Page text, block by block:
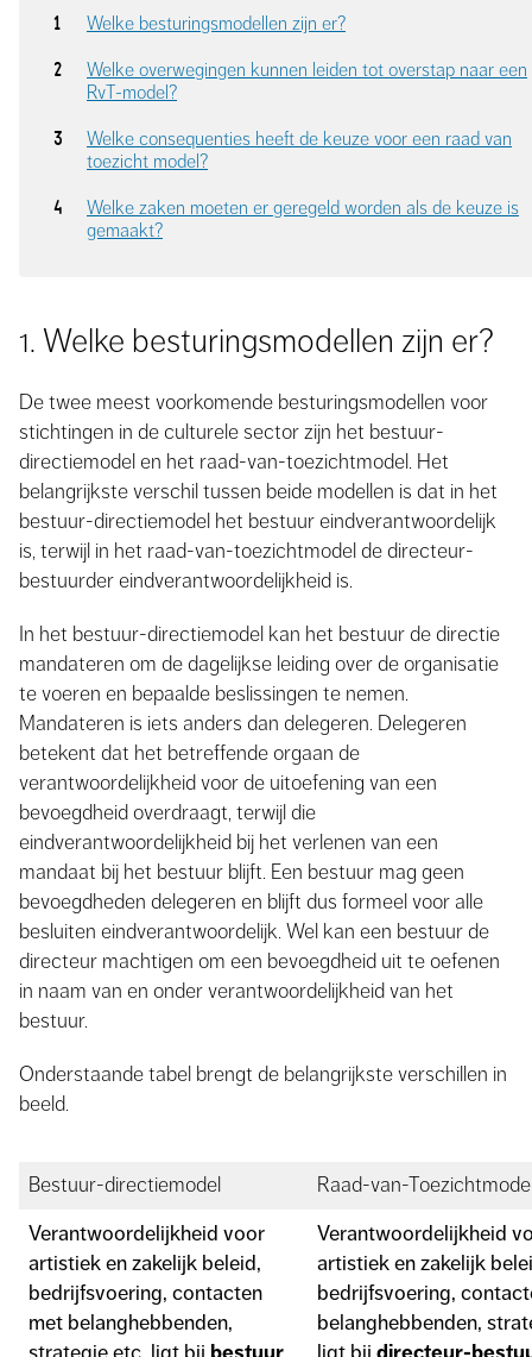
Welke besturingsmodellen zijn er?
Welke overwegingen kunnen leiden tot overstap naar een
RvT-model?
Welke consequenties heeft de keuze voor een raad van
toezicht model?
Welke zaken moeten er geregeld worden als de keuze is
gemaakt?
1. Welke besturingsmodellen zijn er?
De twee meest voorkomende besturingsmodellen voor
stichtingen in de culturele sector zijn het bestuur-
directiemodel en het raad-van-toezichtmodel. Het
belangrijkste verschil tussen beide modellen is dat in het
bestuur-directiemodel het bestuur eindverantwoordelijk
is, terwijl in het raad-van-toezichtmodel de directeur-
bestuurder eindverantwoordelijkheid is.
In het bestuur-directiemodel kan het bestuur de directie
mandateren om de dagelijkse leiding over de organisatie
te voeren en bepaalde beslissingen te nemen.
Mandateren is iets anders dan delegeren. Delegeren
betekent dat het betreffende orgaan de
verantwoordelijkheid voor de uitoefening van een
bevoegdheid overdraagt, terwijl die
eindverantwoordelijkheid bij het verlenen van een
mandaat bij het bestuur blijft. Een bestuur mag geen
bevoegdheden delegeren en blijft dus formeel voor alle
besluiten eindverantwoordelijk. Wel kan een bestuur de
directeur machtigen om een bevoegdheid uit te oefenen
in naam van en onder verantwoordelijkheid van het
bestuur.
Onderstaande tabel brengt de belangrijkste verschillen in
beeld.
Bestuur-directiemodel Raad-van-
Verantwoordelijkheid voor
artistiek en zakelijk beleid,
bedrijfsvoering, contacten
met belanghebbenden,
strategie etc. ligt bij
Verantwoordelijkheid
artistiek en zakelijk
bedrijfsvoering,
belanghebbenden,
ligt bij